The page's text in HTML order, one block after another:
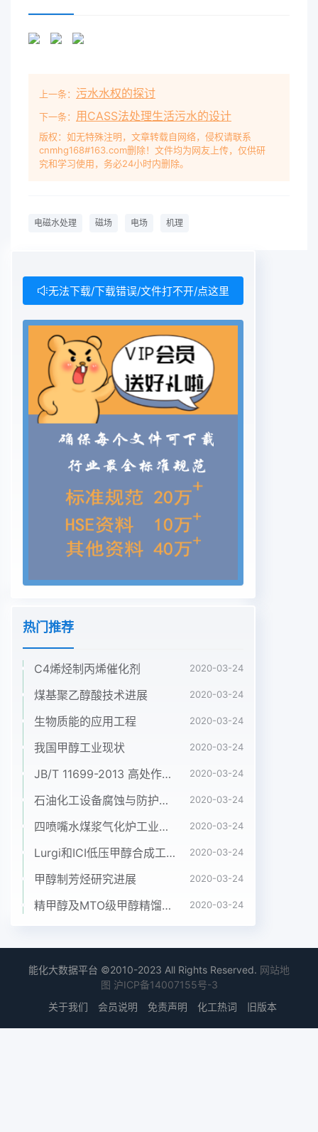
oil field polluted environment seriously and had
Electromagnetism Technology for
DisposingPolluted Water In Oil Field and
introduces the mechanism and development of
it. Summarize the advantage and wild prospect
indisposing polluted water of electromagnetism
mechanism我国大部分油田采用注水方式采油,且目
为基础的水处理方法是近几年才发展起来的一项新水
处理技术发展较快,但同国外相比差距仍很大,型水处
理技术,由于其具有一般污水处理方法所不还不能完
全适应国内油田发展的需要。给环境带来可比拟的优
点,所以它是一项极具发展前景的技术。了极大的污
染。随着我国对污染治理力度的加大,近年来电磁处
理主要包括:磁处理法、电子处理法、以及人们对油
田采出水经处理后作为采油注水具有高频电磁场法、
高压静电处理法。系列优点的认识不断提高,油田污
水经深度处理后排放或回注已越发受到人们的重视。
油田含油污1电磁水处理技术机理研究现状水由于矿
化度高,又溶解了不同程度的硫化氢、二氧化碳等酸
性气体及溶解氧,这样的污水回收处理由于人们对电
磁处理技术理论解释至今没有取回注地层会对处理设
施、注水系统产生腐蚀。由于得突破性的进展,使得
这项技术应用缺乏理论指导油田污水水质十分复杂,
大量成垢盐类随着温度极大地阻碍了磁处理技术的规
磁处理的诸象,造成关井、停产等严重后果。如果含
油污水不多因素,使得磁处理机理的研究工作存在许
多图难,合理处理回注和排放,不仅使油田地面设施不
能正至今还没有一种理论能够比较圆满的解释磁处理
成环境污染,影响油田安全生产,因此必须合理地电
场、磁场处理水的研究和应用已有几十年的处理和利
外许多研究人员对电磁场处理水进行了收稿日
期:2005-11-06作者简介:王东莉(1982-),女,山东聊城
人,西南石油学院机电工程学院在读硕士硏究生,主要
研究方向:机电一体化等;梁政,教授,博士导师,主要研
究方向:石油天然气装备等。设计与研究机械2006年
第5期总第33卷大量的试验和研究,积累了不少宝贵
的温度下便实际经验,提岀了一些有用的理论:水流经
磁场,开始结晶析出,从而加快了结晶速度。因此,经过
横向切割磁力线,产生磁场处理水,磁场处理作用高频
电磁场处理后,水体中将弥散大量旳微晶,水可使水的
电离常数下降,PH值增加,氧气的含量增温差的循环变
化使微晶效应更为突出,从而大大强加,溶解度增加,水
上一条： 污水水权的探讨
下一条： 用CASS法处理生活污水的设计
版权：如无特殊注明，文章转载自网络，侵权请联系
cnmhg168#163.com删除！文件均为网友上传，仅供研
究和学习使用，务必24小时内删除。
电磁水处理 磁场 电场 机理
无法下载/下载错误/文件打不开/点这里
热门推荐
C4烯烃制丙烯催化剂 2020-03-24
煤基聚乙醇酸技术进展 2020-03-24
生物质能的应用工程 2020-03-24
我国甲醇工业现状 2020-03-24
JB/T 11699-2013 高处作业吊篮安装、拆卸、使用技术规程 2020-03-24
石油化工设备腐蚀与防护参考书十本免费下载，绝版珍藏 2020-03-24
四喷嘴水煤浆气化炉工业应用情况简介 2020-03-24
Lurgi和ICI低压甲醇合成工艺比较 2020-03-24
甲醇制芳烃研究进展 2020-03-24
精甲醇及MTO级甲醇精馏工艺技术进展 2020-03-24
能化大数据平台 ©2010-2023 All Rights Reserved. 网站地
图 沪ICP备14007155号-3
关于我们
会员说明 免责声明 化工热词 旧版本